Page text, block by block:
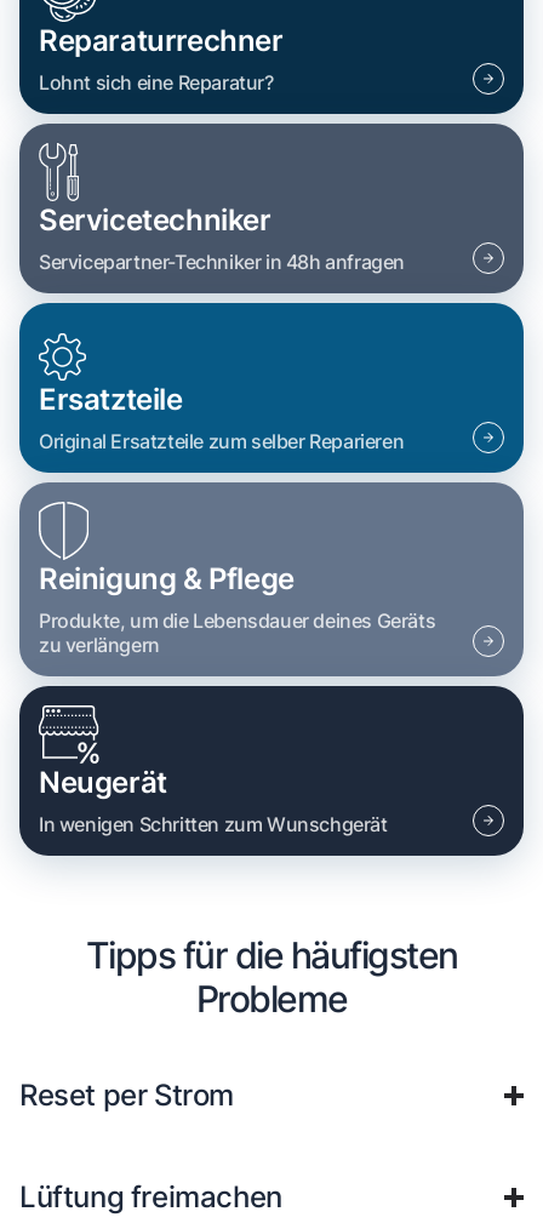
Reparaturrechner
Lohnt sich eine Reparatur?
Servicetechniker
Servicepartner-Techniker in 48h anfragen
Ersatzteile
Original Ersatzteile zum selber Reparieren
Reinigung & Pflege
Produkte, um die Lebensdauer deines Geräts
zu verlängern
Neugerät
In wenigen Schritten zum Wunschgerät
Tipps für die häufigsten
Probleme
Reset per Strom
Lüftung freimachen